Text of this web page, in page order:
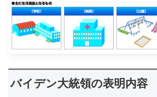
バイデン大統領の表明内容